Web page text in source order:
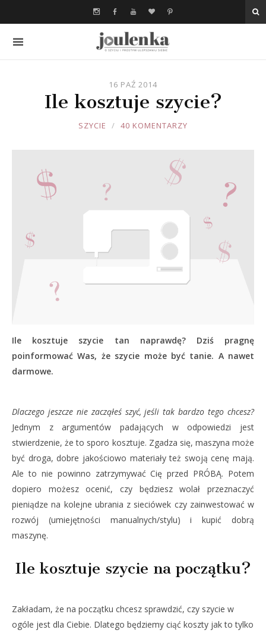
16 PAŹ 2014
Ile kosztuje szycie?
JOULE
SZYCIE 40 KOMENTARZY
Ile kosztuje szycie tan naprawdę? Dziś pragnę
poinformować Was, że szycie może być tanie. A nawet
darmowe.
Dlaczego jeszcze nie zacząłeś szyć, jeśli tak bardzo tego chcesz?
Jednym z argumentów padających w odpowiedzi jest
stwierdzenie, że to sporo kosztuje. Zgadza się, maszyna może
być droga, dobre jakościowo materiały też swoją cenę mają.
Ale to nie powinno zatrzymywać Cię przed PRÓBĄ. Potem
dopiero możesz ocenić, czy będziesz wolał przeznaczyć
pieniądze na kolejne ubrania z sieciówek czy zainwestować w
rozwój (umiejętności manualnych/stylu) i kupić dobrą
maszynę.
Ile kosztuje szycie na początku?
Zakładam, że na początku chcesz sprawdzić, czy szycie w
ogóle jest dla Ciebie. Dlatego będziemy ciąć koszty jak to tylko